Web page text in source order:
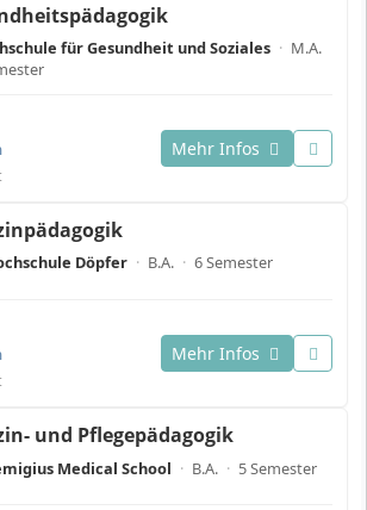
für Gesundheit und Soziales · M.A.
Mehr Infos
Döpfer · B.A. · 6 Semester
Mehr Infos
und Pflegepädagogik
Medical School · B.A. · 5 Semester